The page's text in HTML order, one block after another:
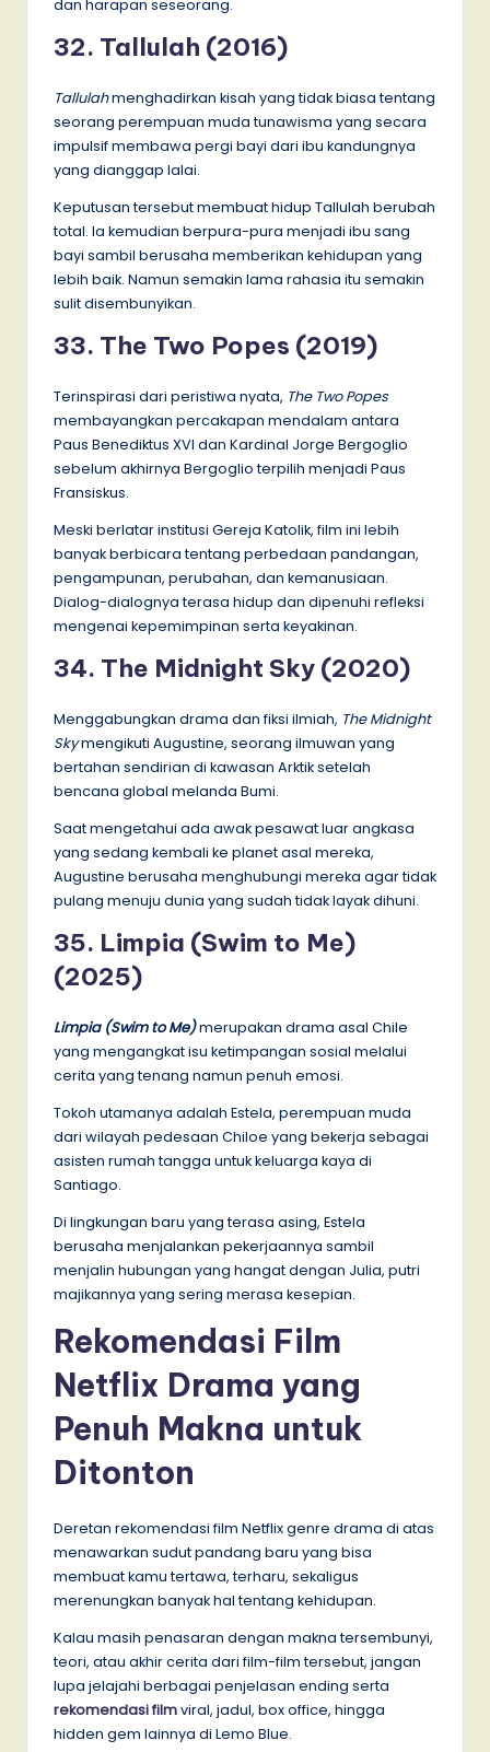
dan harapan seseorang.
32. Tallulah (2016)
Tallulahmenghadirkan kisah yang tidak biasa tentang
seorang perempuan muda tunawisma yang secara
impulsif membawa pergi bayi dari ibu kandungnya
yang dianggap lalai.
Keputusan tersebut membuat hidup Tallulah berubah
total. Ia kemudian berpura-pura menjadi ibu sang
bayi sambil berusaha memberikan kehidupan yang
lebih baik. Namun semakin lama rahasia itu semakin
sulit disembunyikan.
33. The Two Popes (2019)
Terinspirasi dari peristiwa nyata, The Two Popes
membayangkan percakapan mendalam antara
Paus Benediktus XVI dan Kardinal Jorge Bergoglio
sebelum akhirnya Bergoglio terpilih menjadi Paus
Fransiskus.
Meski berlatar institusi Gereja Katolik, film ini lebih
banyak berbicara tentang perbedaan pandangan,
pengampunan, perubahan, dan kemanusiaan.
Dialog-dialognya terasa hidup dan dipenuhi refleksi
mengenai kepemimpinan serta keyakinan.
34. The Midnight Sky (2020)
Menggabungkan drama dan fiksi ilmiah, The Midnight
Skymengikuti Augustine, seorang ilmuwan yang
bertahan sendirian di kawasan Arktik setelah
bencana global melanda Bumi.
Saat mengetahui ada awak pesawat luar angkasa
yang sedang kembali ke planet asal mereka,
Augustine berusaha menghubungi mereka agar tidak
pulang menuju dunia yang sudah tidak layak dihuni.
35. Limpia (Swim to Me)
(2025)
Limpia (Swim to Me)merupakan drama asal Chile
yang mengangkat isu ketimpangan sosial melalui
cerita yang tenang namun penuh emosi.
Tokoh utamanya adalah Estela, perempuan muda
dari wilayah pedesaan Chiloe yang bekerja sebagai
asisten rumah tangga untuk keluarga kaya di
Santiago.
Di lingkungan baru yang terasa asing, Estela
berusaha menjalankan pekerjaannya sambil
menjalin hubungan yang hangat dengan Julia, putri
majikannya yang sering merasa kesepian.
Rekomendasi Film
Netflix Drama yang
Penuh Makna untuk
Ditonton
Deretan rekomendasi film Netflix genre drama di atas
menawarkan sudut pandang baru yang bisa
membuat kamu tertawa, terharu, sekaligus
merenungkan banyak hal tentang kehidupan.
Kalau masih penasaran dengan makna tersembunyi,
teori, atau akhir cerita dari film-film tersebut, jangan
lupa jelajahi berbagai penjelasan ending serta
rekomendasi filmviral, jadul, box office, hingga
hidden gem lainnya di Lemo Blue.